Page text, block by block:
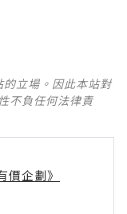
立場。因此本站對
不負任何法律責
價企劃》